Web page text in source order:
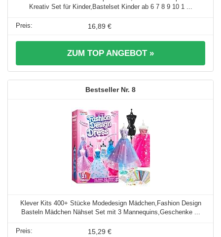
Kreativ Set für Kinder,Bastelset Kinder ab 6 7 8 9 10 1 ...
16,89 €
ZUM TOP ANGEBOT »
8
Klever Kits 400+ Stücke Modedesign Mädchen,Fashion Design
Basteln Mädchen Nähset Set mit 3 Mannequins,Geschenke ...
15,29 €